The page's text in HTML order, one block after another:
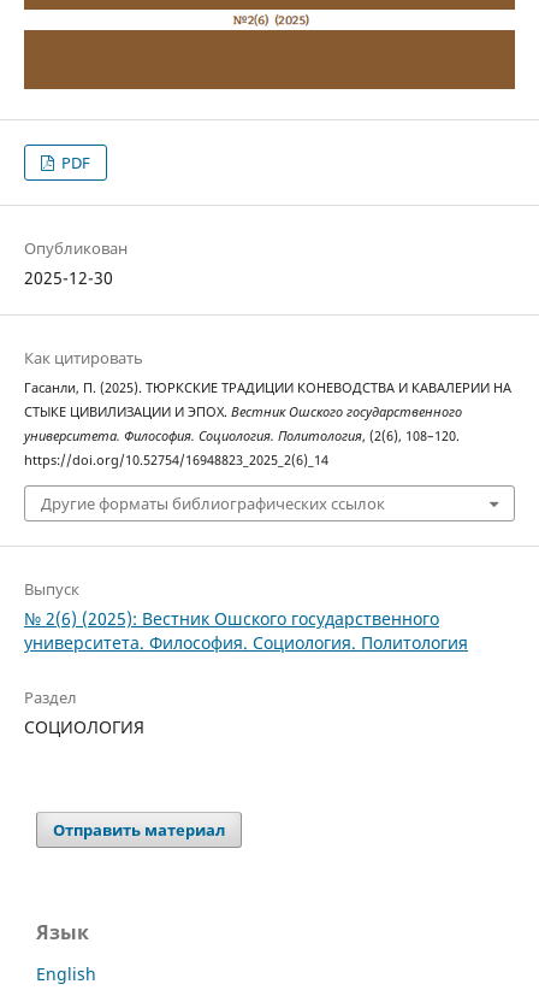
PDF
Опубликован
2025-12-30
Как цитировать
Гасанли, П. (2025). ТЮРКСКИЕ ТРАДИЦИИ КОНЕВОДСТВА И КАВАЛЕРИИ НА
СТЫКЕ ЦИВИЛИЗАЦИИ И ЭПОХ. Вестник Ошского государственного
университета. Философия. Социология. Политология, (2(6), 108–120.
https://doi.org/10.52754/16948823_2025_2(6)_14
Другие форматы библиографических ссылок
Выпуск
№ 2(6) (2025): Вестник Ошского государственного
университета. Философия. Социология. Политология
Раздел
СОЦИОЛОГИЯ
Отправить материал
Язык
English